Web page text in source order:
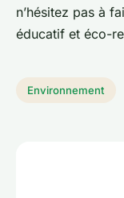
n’hésitez pas à
éducatif et éco-
Environnement